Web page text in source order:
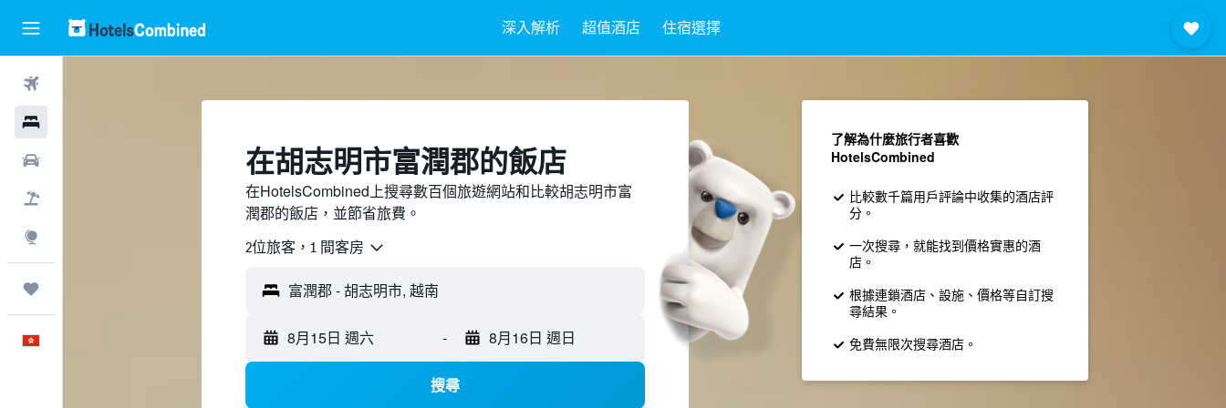
深入解析 超值酒店 住宿選擇
​在胡志明市富潤郡​的飯店
在HotelsCombined上搜尋數百個旅遊網站和比較胡志明市富
潤郡的飯店，並節省旅費。
2位旅客，1 間客房
8月15日 週六 - 8月16日 週日
搜尋
了解為什麼旅行者喜歡
HotelsCombined
比較數千篇用戶評論中收集的酒店評
分。
一次搜尋，就能找到價格實惠的酒
店。
根據連鎖酒店、設施、價格等自訂搜
尋結果。
免費無限次搜尋酒店。